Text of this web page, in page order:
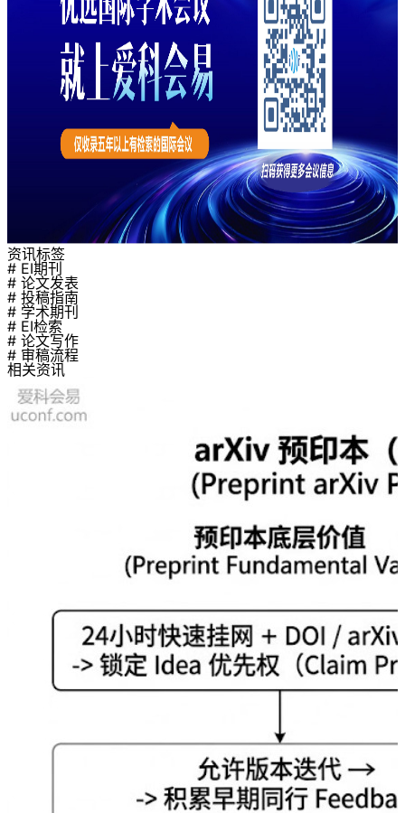
资讯标签
# EI期刊
# 论文发表
# 投稿指南
# 学术期刊
# EI检索
# 论文写作
# 审稿流程
相关资讯